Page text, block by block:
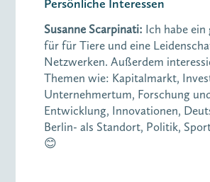
Persönliche Interessen
Susanne Scarpinati: Ich habe
für für Tiere und eine
Netzwerken. Außerdem
Themen wie: Kapitalmarkt,
Unternehmertum, Forschung
Entwicklung, Innovationen,
Berlin- als Standort, Politik,
😊